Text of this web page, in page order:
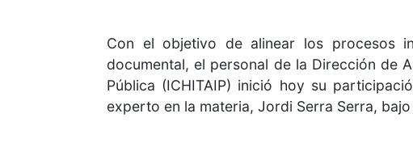
Con el objetivo de alinear los procesos
documental, el personal de la Dirección de
Pública (ICHITAIP) inició hoy su
experto en la materia, Jordi Serra Serra,